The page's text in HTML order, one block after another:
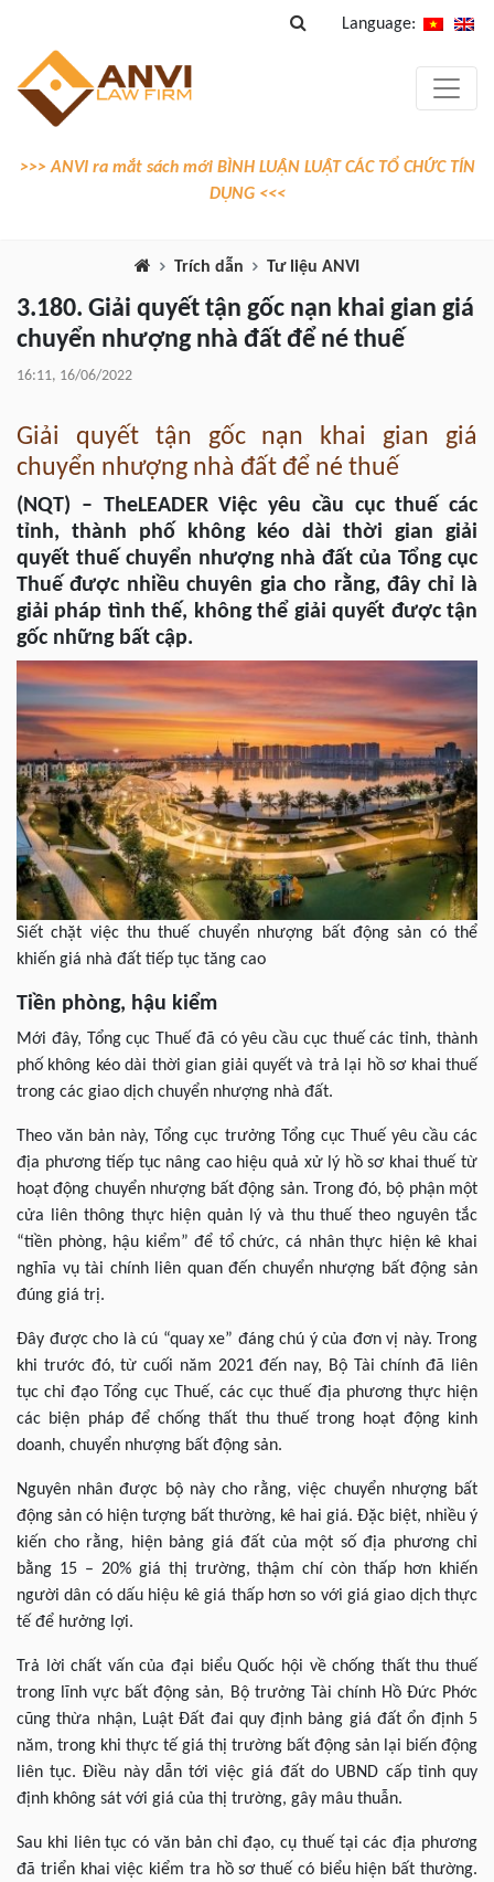
Language:
>>> ANVI ra mắt sách mới BÌNH LUẬN LUẬT CÁC TỔ CHỨC TÍN
DỤNG <<<
Trích dẫn Tư liệu ANVI
3.180. Giải quyết tận gốc nạn khai gian giá
chuyển nhượng nhà đất để né thuế
16:11, 16/06/2022
Giải quyết tận gốc nạn khai gian giá
chuyển nhượng nhà đất để né thuế
(NQT) – TheLEADER Việc yêu cầu cục thuế các
tỉnh, thành phố không kéo dài thời gian giải
quyết thuế chuyển nhượng nhà đất của Tổng cục
Thuế được nhiều chuyên gia cho rằng, đây chỉ là
giải pháp tình thế, không thể giải quyết được tận
gốc những bất cập.
Siết chặt việc thu thuế chuyển nhượng bất động sản có thể
khiến giá nhà đất tiếp tục tăng cao
Tiền phòng, hậu kiểm
Mới đây, Tổng cục Thuế đã có yêu cầu cục thuế các tỉnh, thành
phố không kéo dài thời gian giải quyết và trả lại hồ sơ khai thuế
trong các giao dịch chuyển nhượng nhà đất.
Theo văn bản này, Tổng cục trưởng Tổng cục Thuế yêu cầu các
địa phương tiếp tục nâng cao hiệu quả xử lý hồ sơ khai thuế từ
hoạt động chuyển nhượng bất động sản. Trong đó, bộ phận một
cửa liên thông thực hiện quản lý và thu thuế theo nguyên tắc
“tiền phòng, hậu kiểm” để tổ chức, cá nhân thực hiện kê khai
nghĩa vụ tài chính liên quan đến chuyển nhượng bất động sản
đúng giá trị.
Đây được cho là cú “quay xe” đáng chú ý của đơn vị này. Trong
khi trước đó, từ cuối năm 2021 đến nay, Bộ Tài chính đã liên
tục chỉ đạo Tổng cục Thuế, các cục thuế địa phương thực hiện
các biện pháp để chống thất thu thuế trong hoạt động kinh
doanh, chuyển nhượng bất động sản.
Nguyên nhân được bộ này cho rằng, việc chuyển nhượng bất
động sản có hiện tượng bất thường, kê hai giá. Đặc biệt, nhiều ý
kiến cho rằng, hiện bảng giá đất của một số địa phương chỉ
bằng 15 – 20% giá thị trường, thậm chí còn thấp hơn khiến
người dân có dấu hiệu kê giá thấp hơn so với giá giao dịch thực
tế để hưởng lợi.
Trả lời chất vấn của đại biểu Quốc hội về chống thất thu thuế
trong lĩnh vực bất động sản, Bộ trưởng Tài chính Hồ Đức Phớc
cũng thừa nhận, Luật Đất đai quy định bảng giá đất ổn định 5
năm, trong khi thực tế giá thị trường bất động sản lại biến động
liên tục. Điều này dẫn tới việc giá đất do UBND cấp tỉnh quy
định không sát với giá của thị trường, gây mâu thuẫn.
Sau khi liên tục có văn bản chỉ đạo, cụ thuế tại các địa phương
đã triển khai việc kiểm tra hồ sơ thuế có biểu hiện bất thường.